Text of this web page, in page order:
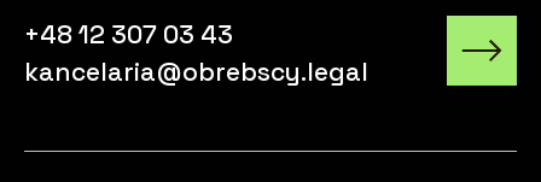
+48 12 307 03 43
kancelaria@obrebscy.legal